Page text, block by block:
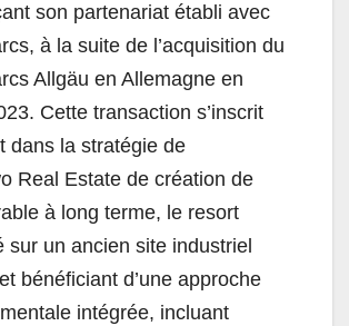
son partenariat établi avec
à la suite de l’acquisition du
Allgäu en Allemagne en
Cette transaction s’inscrit
dans la stratégie de
Real Estate de création de
à long terme, le resort
sur un ancien site industriel
bénéficiant d’une approche
intégrée, incluant